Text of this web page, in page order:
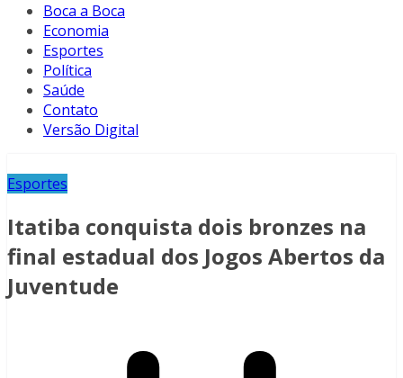
Boca a Boca
Economia
Esportes
Política
Saúde
Contato
Versão Digital
Esportes
Itatiba conquista dois bronzes na
final estadual dos Jogos Abertos da
Juventude